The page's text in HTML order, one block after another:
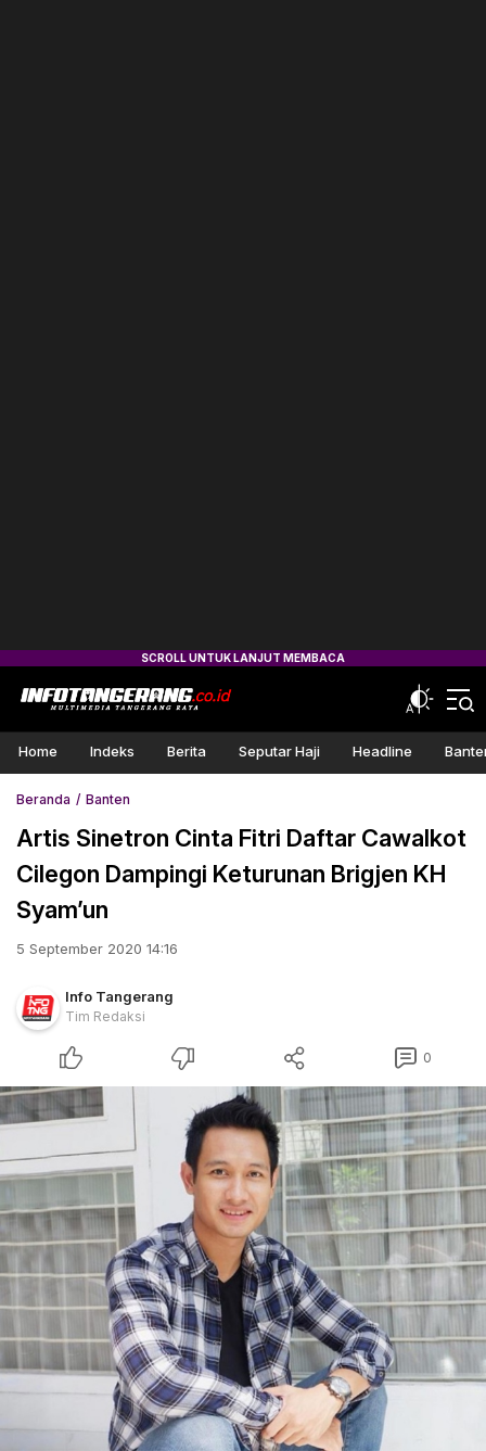
Home Indeks Berita Seputar Haji Headline
Beranda Banten
Artis Sinetron Cinta Fitri Daftar Cawalkot
Cilegon Dampingi Keturunan Brigjen KH
Syam’un
5 September 2020 14:16
Info Tangerang
Tim Redaksi
0